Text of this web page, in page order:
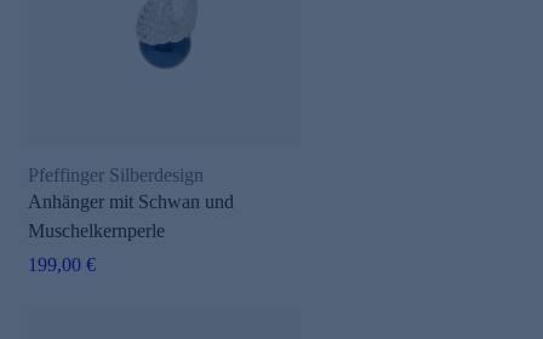
Pfeffinger Silberdesign
Anhänger mit Schwan und
Muschelkernperle
199,00 €